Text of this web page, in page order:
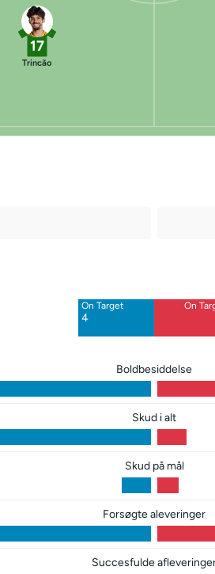
17
Trincão
On Target
4
On
Boldbesiddelse
Skud i alt
Skud på mål
Forsøgte aleveringer
Succesfulde